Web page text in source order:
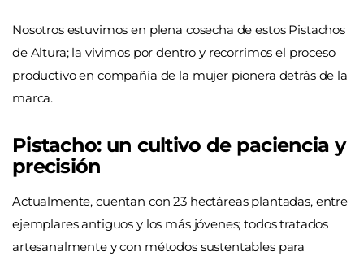
Nosotros estuvimos en plena cosecha de estos Pistachos
de Altura; la vivimos por dentro y recorrimos el proceso
productivo en compañía de la mujer pionera detrás de la
marca.
Pistacho: un cultivo de paciencia y
precisión
Actualmente, cuentan con 23 hectáreas plantadas, entre
ejemplares antiguos y los más jóvenes; todos tratados
artesanalmente y con métodos sustentables para